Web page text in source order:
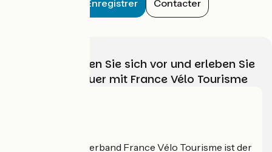
Enregistrer Contacter
Wählen, bereiten Sie sich vor und erleben Sie
Ihr Radabenteuer mit France Vélo Tourisme
Der nationale Verband France Vélo Tourisme ist der